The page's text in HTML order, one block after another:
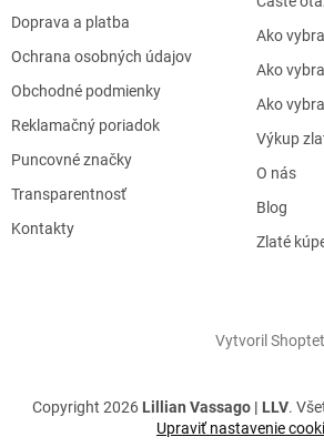
Doprava a platba
Ochrana osobných údajov
Obchodné podmienky
Reklamačný poriadok
Puncovné značky
Transparentnosť
Kontakty
Ako
Ako
Ako
Výkup
O nás
Blog
Zlaté
Vytvoril Shoptet
Copyright 2026 Lillian Vassago | LLV.
Upraviť nastavenie